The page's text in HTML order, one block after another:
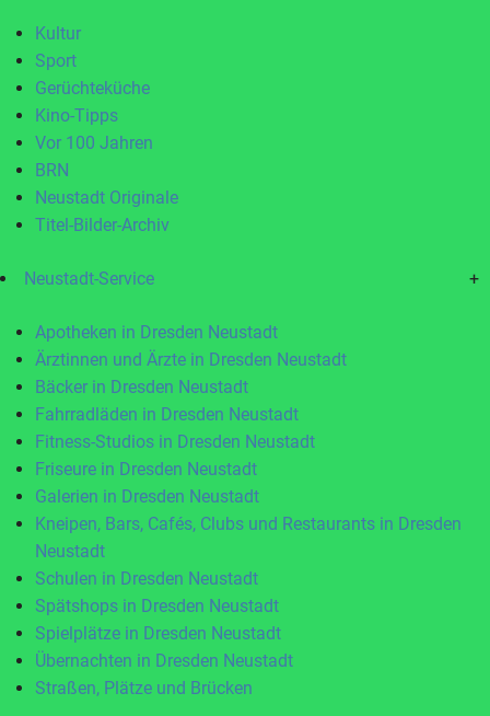
Kultur
Sport
Gerüchteküche
Kino-Tipps
Vor 100 Jahren
BRN
Neustadt Originale
Titel-Bilder-Archiv
Neustadt-Service +
Apotheken in Dresden Neustadt
Ärztinnen und Ärzte in Dresden Neustadt
Bäcker in Dresden Neustadt
Fahrradläden in Dresden Neustadt
Fitness-Studios in Dresden Neustadt
Friseure in Dresden Neustadt
Galerien in Dresden Neustadt
Kneipen, Bars, Cafés, Clubs und Restaurants in Dresden
Neustadt
Schulen in Dresden Neustadt
Spätshops in Dresden Neustadt
Spielplätze in Dresden Neustadt
Übernachten in Dresden Neustadt
Straßen, Plätze und Brücken